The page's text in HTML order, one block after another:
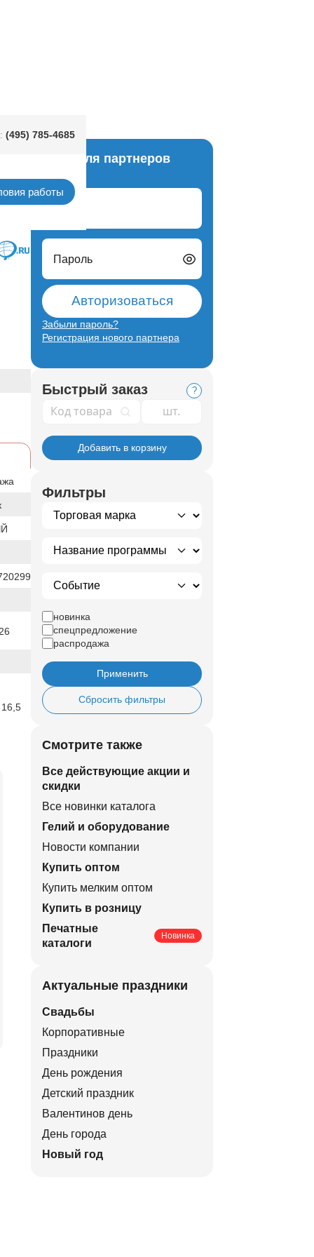
(495) 785-4685
работы
Вход для партнеров
Логин
Пароль
Авторизоваться
Забыли пароль?
Регистрация нового партнера
Быстрый заказ ?
Код товара
Добавить в корзину
Фильтры
новинка
спецпредложение
распродажа
Применить
Сбросить фильтры
Смотрите также
Все действующие акции и
скидки
Все новинки каталога
Гелий и оборудование
Новости компании
Купить оптом
Купить мелким оптом
Купить в розницу
Печатные
каталоги
Новинка
Актуальные праздники
Свадьбы
Корпоративные
Праздники
День рождения
Детский праздник
Валентинов день
День города
Новый год